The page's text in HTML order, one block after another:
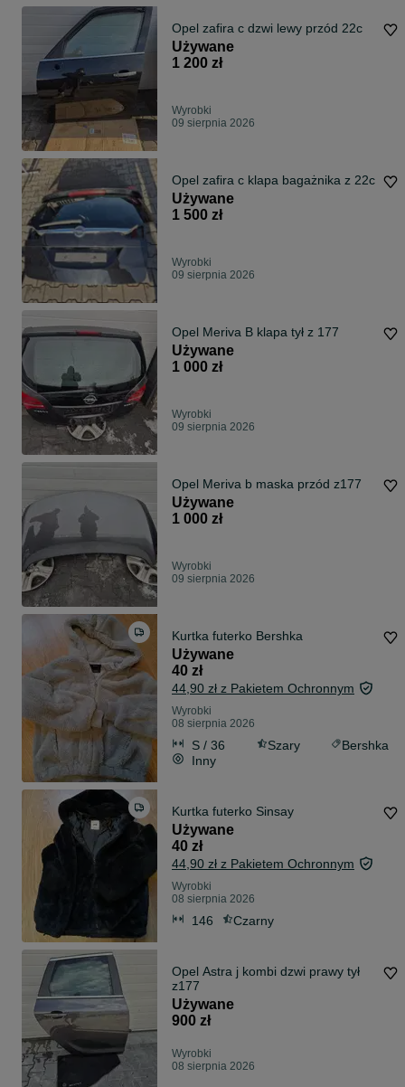
Opel zafira c dzwi lewy przód 22c
Używane
1 200 zł
Wyrobki
09 sierpnia 2026
Opel zafira c klapa bagażnika z 22c
Używane
1 500 zł
Wyrobki
09 sierpnia 2026
Opel Meriva B klapa tył z 177
Używane
1 000 zł
Wyrobki
09 sierpnia 2026
Opel Meriva b maska przód z177
Używane
1 000 zł
Wyrobki
09 sierpnia 2026
Kurtka futerko Bershka
Używane
40 zł
44,90 zł z Pakietem Ochronnym
Wyrobki
08 sierpnia 2026
S / 36 Szary
Bershka
Inny
Kurtka futerko Sinsay
Używane
40 zł
44,90 zł z Pakietem Ochronnym
Wyrobki
08 sierpnia 2026
146 Czarny
Opel Astra j kombi dzwi prawy tył
z177
Używane
900 zł
Wyrobki
08 sierpnia 2026